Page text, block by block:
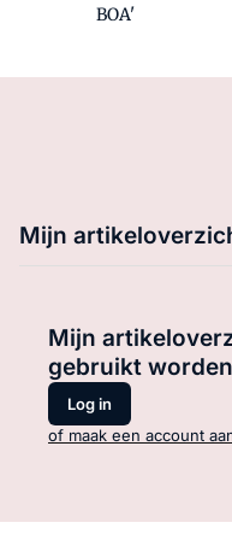
BOA'
Mijn
Mijn
gebruikt
Log in
of maak een account